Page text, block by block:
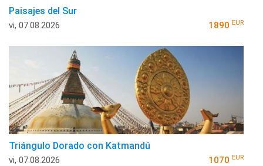
Paisajes del Sur
vi, 07.08.2026 1890 EUR
Triángulo Dorado con Katmandú
vi, 07.08.2026 1070 EUR